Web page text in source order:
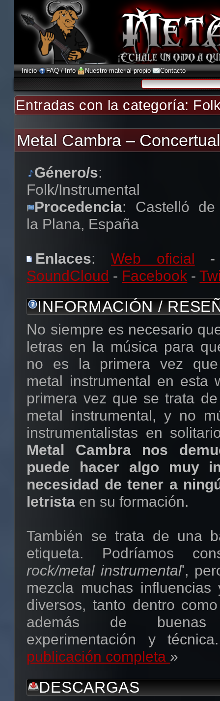
Inicio FAQ / Info Nuestro material propio Contacto
Entradas con la categoría:
Metal Cambra –
Género/s:
Folk/Instrumental
Procedencia: Castelló de
la Plana, España
Enlaces:Web oficial -
SoundCloud - Facebook -
INFORMACIÓN /
No siempre es necesario
letras en la música para
no es la primera vez
metal instrumental en esta
primera vez que se trata
metal instrumental, y no
instrumentalistas en
Metal Cambra nos
puede hacer algo muy
necesidad de tener a
letrista en su formación.
También se trata de una
etiqueta. Podríamos
rock/metal instrumental',
mezcla muchas influencias
diversos, tanto dentro
además de
experimentación y
publicación completa »
DESCARGAS